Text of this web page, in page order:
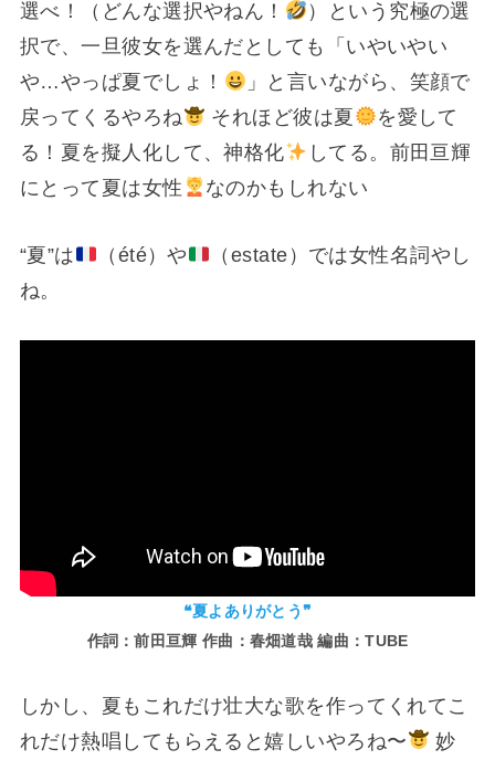
選べ！（どんな選択やねん！
）という究極の選
択で、一旦彼女を選んだとしても「いやいやい
や…やっぱ夏でしょ！
」と言いながら、笑顔で
戻ってくるやろね
それほど彼は夏
を愛して
る！夏を擬人化して、神格化
してる。前田亘輝
にとって夏は女性
なのかもしれない
“夏”は （été）や
（estate）では女性名詞やし
ね。
❝夏よありがとう❞
作詞：前田亘輝 作曲：春畑道哉 編曲：TUBE
しかし、夏もこれだけ壮大な歌を作ってくれてこ
れだけ熱唱してもらえると嬉しいやろね〜
妙